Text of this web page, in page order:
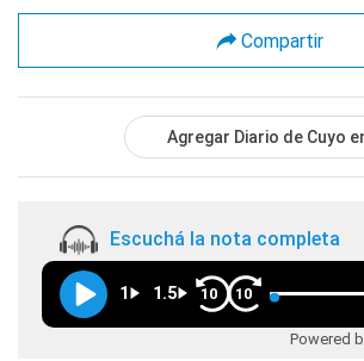
Compartir
Agregar Diario de Cuyo
Escuchá la nota completa
1 1.5 10 10
Powered